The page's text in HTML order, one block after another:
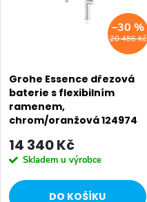
20 486 Kč
–30 %
Grohe Essence dřezová
baterie s flexibilním
ramenem,
chrom/oranžová 124974
14 340 Kč
Skladem u výrobce
DO KOŠÍKU